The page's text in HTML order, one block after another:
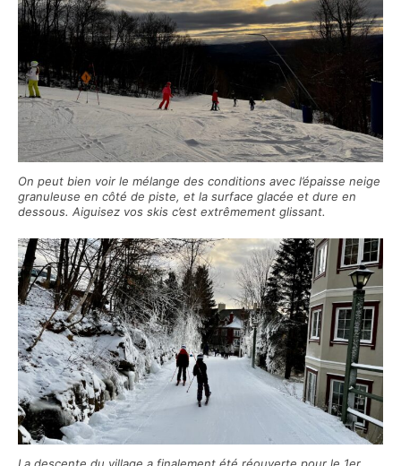
On peut bien voir le mélange des conditions avec l’épaisse neige
granuleuse en côté de piste, et la surface glacée et dure en
dessous. Aiguisez vos skis c’est extrêmement glissant.
La descente du village a finalement été réouverte pour le 1er